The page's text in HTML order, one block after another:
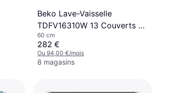
Beko Lave-Vaisselle
TDFV16310W 13 Couverts 60
cm
60 cm
282 €
Ou 94,00 €/mois
8 magasins